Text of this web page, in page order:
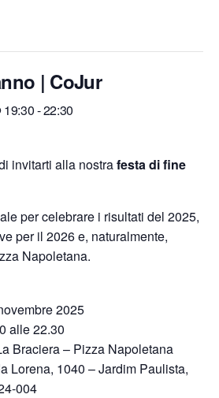
| CoJur
19:30-22:30
invitarti alla nostrafesta di fine
per celebrare i risultati del 2025,
per il 2026 e, naturalmente,
Napoletana.
2025
alle 22.30
Braciera – Pizza Napoletana
Lorena, 1040 – Jardim Paulista,
004